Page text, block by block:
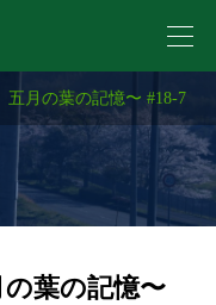
五月の葉の記憶〜 #18-7
葉の記憶〜